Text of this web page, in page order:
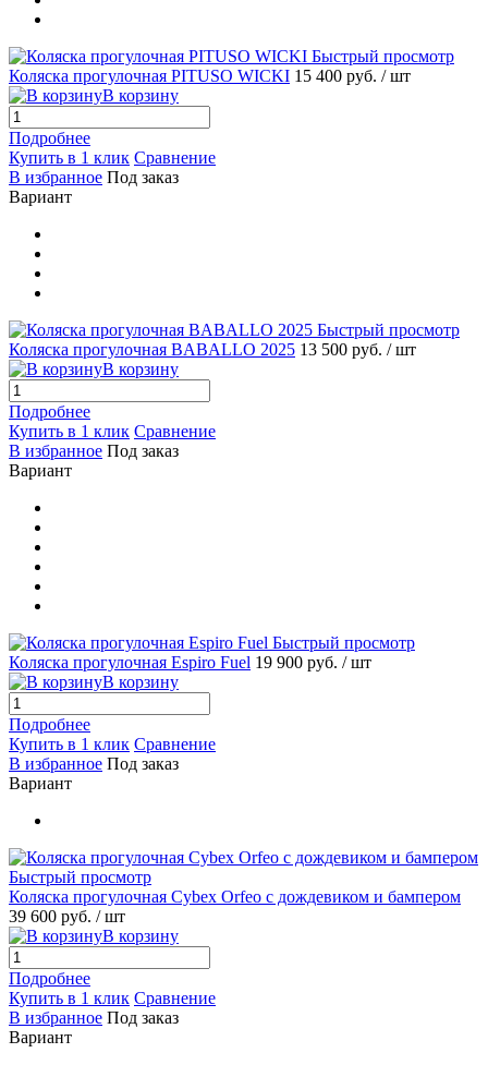
Быстрый просмотр
Коляска прогулочная PITUSO WICKI 15 400 руб. / шт
В корзину
Подробнее
Купить в 1 клик Сравнение
В избранное Под заказ
Вариант
Быстрый просмотр
Коляска прогулочная BABALLO 2025 13 500 руб. / шт
В корзину
Подробнее
Купить в 1 клик Сравнение
В избранное Под заказ
Вариант
Быстрый просмотр
Коляска прогулочная Espiro Fuel 19 900 руб. / шт
В корзину
Подробнее
Купить в 1 клик Сравнение
В избранное Под заказ
Вариант
Быстрый просмотр
Коляска прогулочная Cybex Orfeo с дождевиком и бампером
39 600 руб. / шт
В корзину
Подробнее
Купить в 1 клик Сравнение
В избранное Под заказ
Вариант